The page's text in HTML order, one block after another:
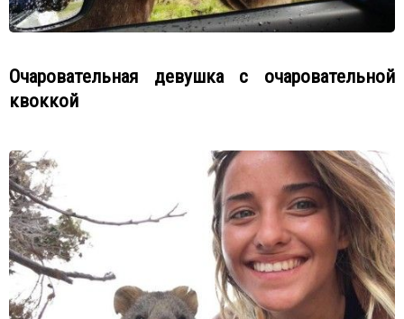
Очаровательная девушка с очаровательной
квоккой